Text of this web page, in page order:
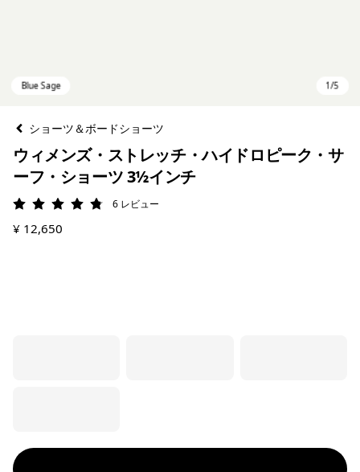
ショーツ＆ボードショーツ
ウィメンズ・ストレッチ・ハイドロピーク・サ
ーフ・ショーツ 3½インチ
評価: 4.8 / 5
6 レビュー
¥ 12,650